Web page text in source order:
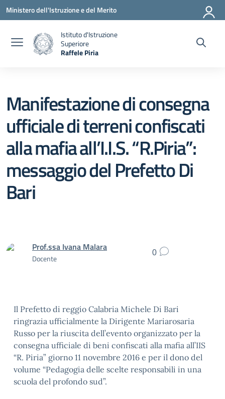
Ministero dell'Istruzione e del Merito
Istituto d'Istruzione
Superiore
Raffele Piria
Manifestazione di consegna
ufficiale di terreni confiscati
alla mafia all’I.I.S. “R.Piria”:
messaggio del Prefetto Di
Bari
Prof.ssa Ivana Malara
Docente
0
Il Prefetto di reggio Calabria Michele Di Bari
ringrazia ufficialmente la Dirigente Mariarosaria
Russo per la riuscita dell’evento organizzato per la
consegna ufficiale di beni confiscati alla mafia all’IIS
“R. Piria” giorno 11 novembre 2016 e per il dono del
volume “Pedagogia delle scelte responsabili in una
scuola del profondo sud”.